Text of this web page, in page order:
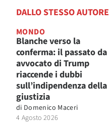
DALLO STESSO AUTORE
MONDO
Blanche verso la
conferma: il passato da
avvocato di Trump
riaccende i dubbi
sull’indipendenza della
giustizia
di Domenico Maceri
4 Agosto 2026